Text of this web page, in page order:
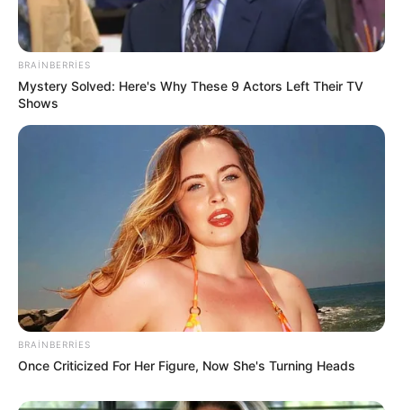
borclunun ailəsini
qorxuda bilər?
74 0
12:40 / 06 Avqust 2026 TİBB
Mioqard infarktı nədir və nə üçünbaş
verir?
BRAINBERRIES
Mystery Solved: Here's Why These 9 Actors Left Their TV
Shows
BRAINBERRIES
Once Criticized For Her Figure, Now She's Turning Heads